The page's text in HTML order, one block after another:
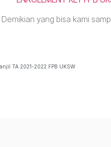
Demikian yang bisa kami
TA 2021-2022 FPB UKSW